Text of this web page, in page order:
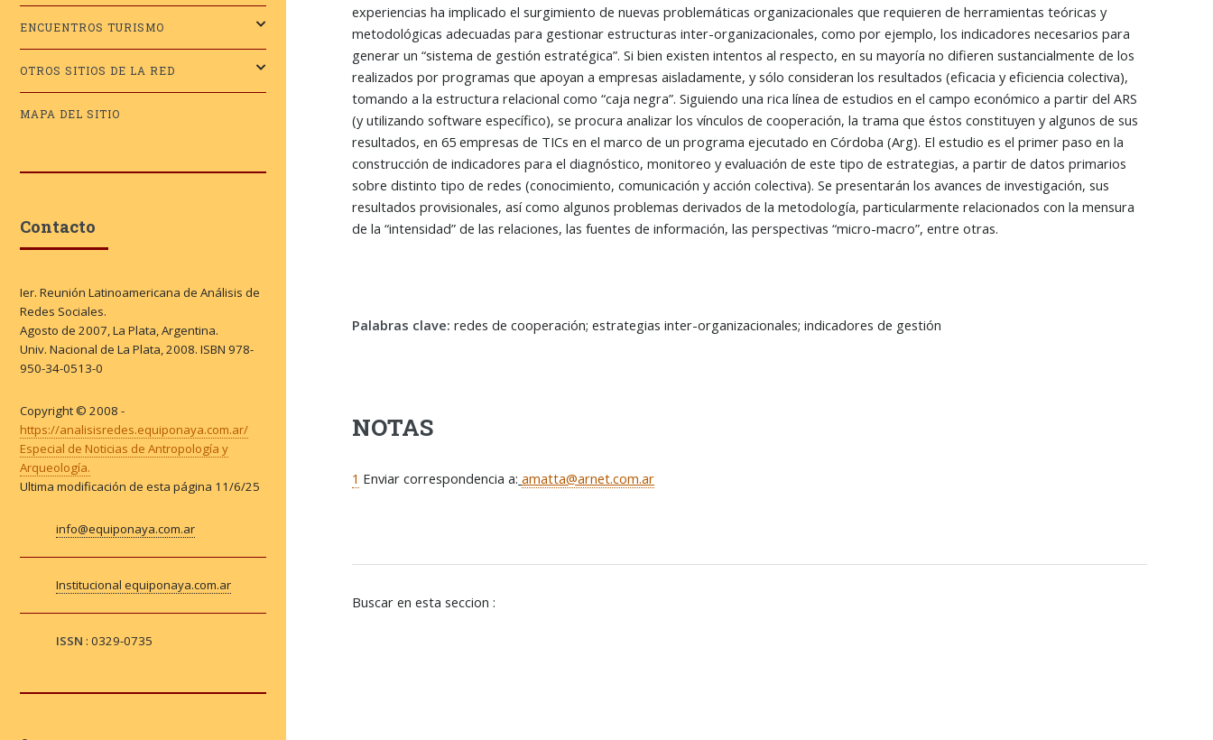
experiencias ha implicado el surgimiento de nuevas problemáticas organizacionales que requieren de herramientas teóricas y
metodológicas adecuadas para gestionar estructuras inter-organizacionales, como por ejemplo, los indicadores necesarios para
generar un “sistema de gestión estratégica”. Si bien existen intentos al respecto, en su mayoría no difieren sustancialmente de los
realizados por programas que apoyan a empresas aisladamente, y sólo consideran los resultados (eficacia y eficiencia colectiva),
tomando a la estructura relacional como “caja negra”. Siguiendo una rica línea de estudios en el campo económico a partir del ARS
(y utilizando software específico), se procura analizar los vínculos de cooperación, la trama que éstos constituyen y algunos de sus
resultados, en 65 empresas de TICs en el marco de un programa ejecutado en Córdoba (Arg). El estudio es el primer paso en la
construcción de indicadores para el diagnóstico, monitoreo y evaluación de este tipo de estrategias, a partir de datos primarios
sobre distinto tipo de redes (conocimiento, comunicación y acción colectiva). Se presentarán los avances de investigación, sus
resultados provisionales, así como algunos problemas derivados de la metodología, particularmente relacionados con la mensura
de la “intensidad” de las relaciones, las fuentes de información, las perspectivas “micro-macro”, entre otras.
Palabras clave: redes de cooperación; estrategias inter-organizacionales; indicadores de gestión
NOTAS
1 Enviar correspondencia a: amatta@arnet.com.ar
Buscar en esta seccion :
ENCUENTROS TURISMO
OTROS SITIOS DE LA RED
MAPA DEL SITIO
Contacto
Ier. Reunión Latinoamericana de Análisis de
Redes Sociales.
Agosto de 2007, La Plata, Argentina.
Univ. Nacional de La Plata, 2008. ISBN 978-
950-34-0513-0
Copyright © 2008 -
https://analisisredes.equiponaya.com.ar/
Especial de Noticias de Antropología y
Arqueología.
Ultima modificación de esta página 11/6/25
info@equiponaya.com.ar
Institucional equiponaya.com.ar
ISSN : 0329-0735